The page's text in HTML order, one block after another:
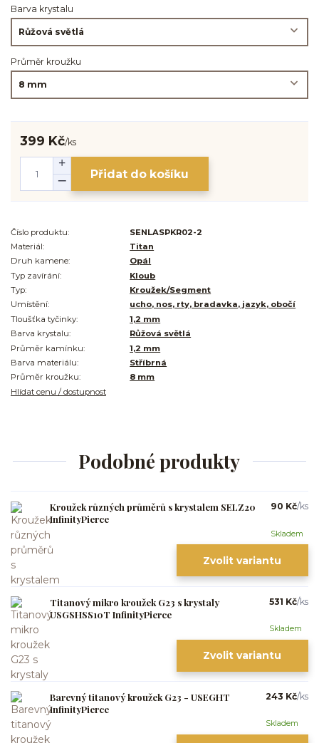
Barva krystalu
Průměr kroužku
399 Kč/ks
Přidat do košíku
Číslo produktu:
SENLASPKR02-2
Materiál:
Titan
Druh kamene:
Opál
Typ zavírání:
Kloub
Typ:
Kroužek/Segment
Umístění:
ucho, nos, rty, bradavka, jazyk, obočí
Tloušťka tyčinky:
1,2 mm
Barva krystalu:
Růžová světlá
Průměr kamínku:
1,2 mm
Barva materiálu:
Stříbrná
Průměr kroužku:
8 mm
Hlídat cenu / dostupnost
Podobné produkty
Kroužek různých průměrů s krystalem SELZ20
InfinityPierce
90 Kč/ks
Skladem
Zvolit variantu
Titanový mikro kroužek G23 s krystaly
USGSHSS10T InfinityPierce
531 Kč/ks
Skladem
Zvolit variantu
Barevný titanový kroužek G23 - USEGHT
InfinityPierce
243 Kč/ks
Skladem